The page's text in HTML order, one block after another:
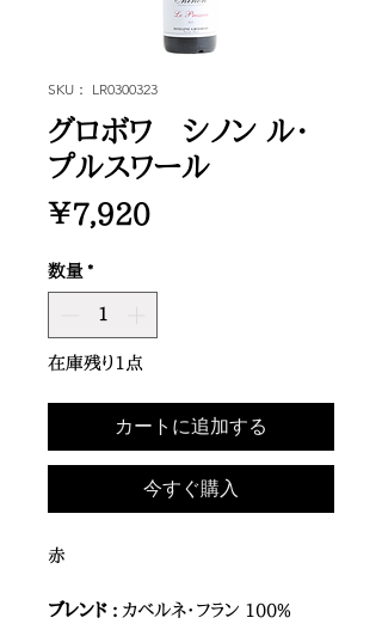
SKU： LR0300323
グロボワ シノン ル・
プルスワール
￥7,920価
数量 *
在庫残り1点
カートに追加する
今すぐ購入
赤
ブレンド : カベルネ・フラン 100%